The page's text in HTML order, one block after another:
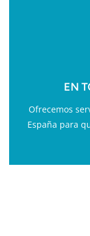
EN
Ofrecemos
España para